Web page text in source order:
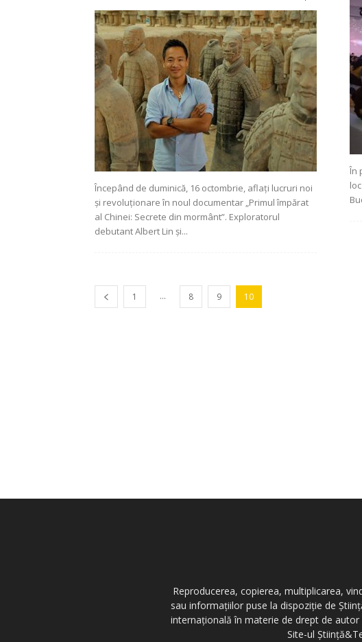
Începând de duminică, 16 octombrie, aflați lucruri noi
și revoluționare în noul documentar „Primul împărat
al Chinei: Secrete din mormânt”. Exploratorul
debutant Albert Lin și...
În
1 ... 8 9 10
Reproducerea, copierea, multiplicarea,
sau informațiilor puse la dispoziție de
internațională în materie de drept de
Site-ul